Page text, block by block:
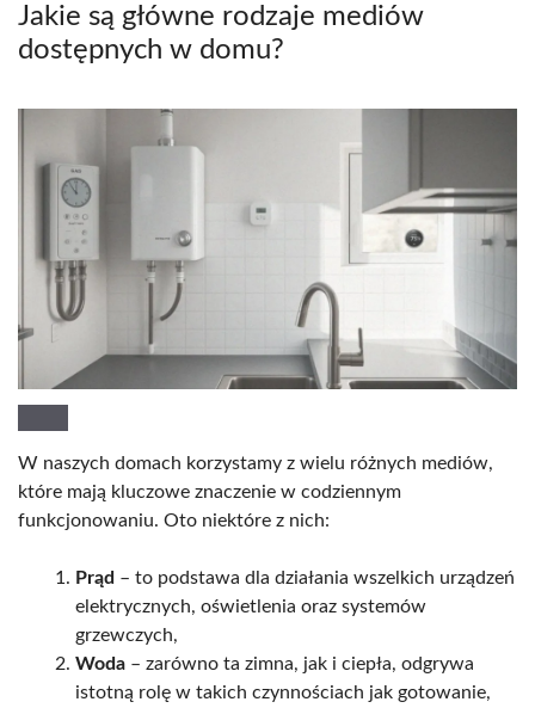
Jakie są główne rodzaje mediów
dostępnych w domu?
W naszych domach korzystamy z wielu różnych mediów,
które mają kluczowe znaczenie w codziennym
funkcjonowaniu. Oto niektóre z nich:
Prąd – to podstawa dla działania wszelkich urządzeń
elektrycznych, oświetlenia oraz systemów
grzewczych,
Woda – zarówno ta zimna, jak i ciepła, odgrywa
istotną rolę w takich czynnościach jak gotowanie,